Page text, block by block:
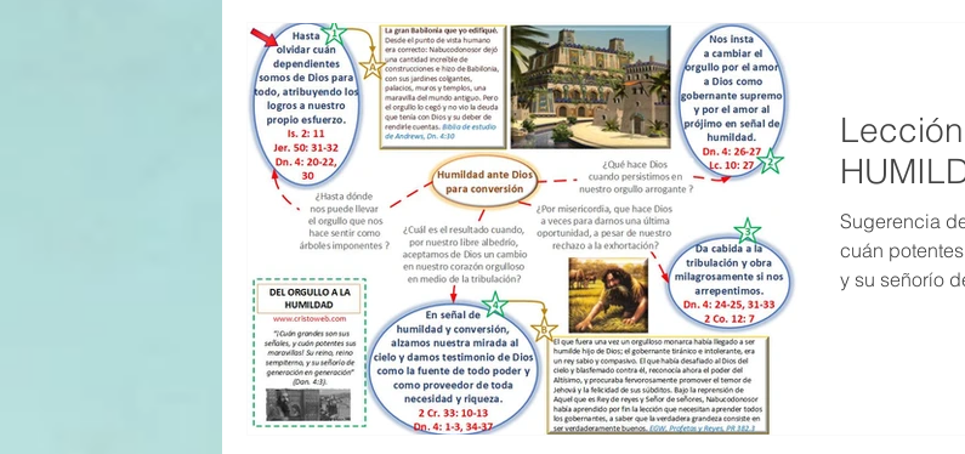
Sugerencia
cuán
y su señorío